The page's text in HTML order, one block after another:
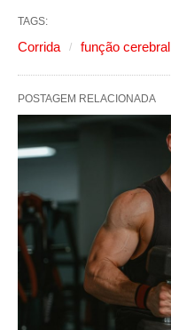
TAGS:
Corrida função cerebral
POSTAGEM RELACIONADA